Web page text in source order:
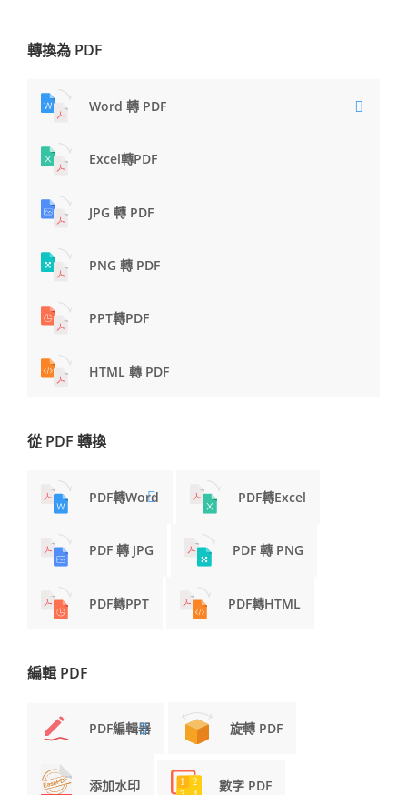
轉換為 PDF
Word 轉 PDF
Excel轉PDF
JPG 轉 PDF
PNG 轉 PDF
PPT轉PDF
HTML 轉 PDF
從 PDF 轉換
PDF轉Word PDF轉Excel
PDF 轉 JPG PDF 轉 PNG
PDF轉PPT PDF轉HTML
編輯 PDF
PDF編輯器 旋轉 PDF
添加水印 數字 PDF